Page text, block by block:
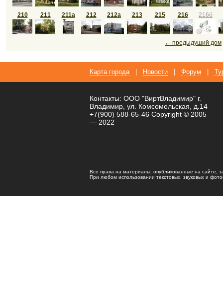
210 211 211а 212 212а 213 215 216 216б
← предыдуший дом
Карта города Новости Форум
Контакты: ООО "ВиртВладимир" г.
Владимир, ул. Комсомольская, д.14
+7(900) 588-65-46 Copyright © 2005
— 2022
Все права на материалы, опубликованные на сайте,
При любом использовании текстовых, звуковых и